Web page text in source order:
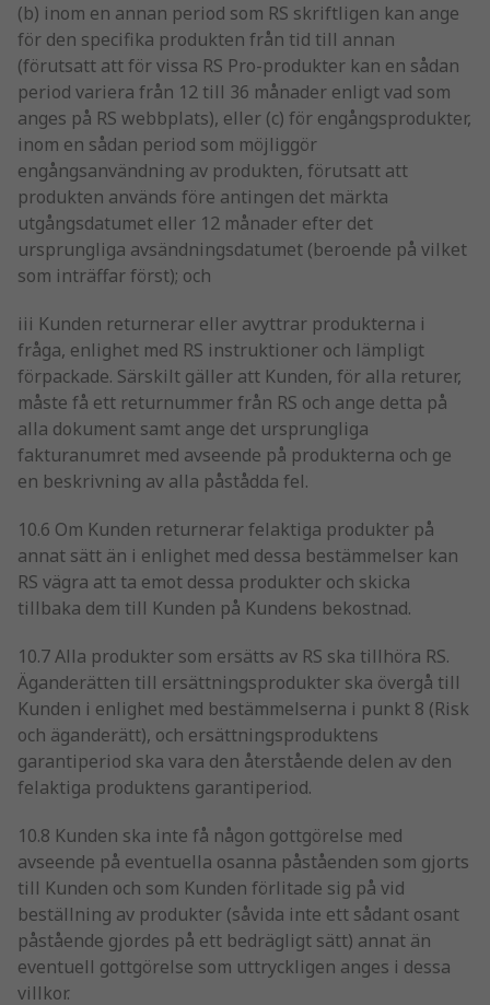
(b) inom en annan period som RS skriftligen kan ange
för den specifika produkten från tid till annan
(förutsatt att för vissa RS Pro-produkter kan en sådan
period variera från 12 till 36 månader enligt vad som
anges på RS webbplats), eller (c) för engångsprodukter,
inom en sådan period som möjliggör
engångsanvändning av produkten, förutsatt att
produkten används före antingen det märkta
utgångsdatumet eller 12 månader efter det
ursprungliga avsändningsdatumet (beroende på vilket
som inträffar först); och
iii Kunden returnerar eller avyttrar produkterna i
fråga, enlighet med RS instruktioner och lämpligt
förpackade. Särskilt gäller att Kunden, för alla returer,
måste få ett returnummer från RS och ange detta på
alla dokument samt ange det ursprungliga
fakturanumret med avseende på produkterna och ge
en beskrivning av alla påstådda fel.
10.6 Om Kunden returnerar felaktiga produkter på
annat sätt än i enlighet med dessa bestämmelser kan
RS vägra att ta emot dessa produkter och skicka
tillbaka dem till Kunden på Kundens bekostnad.
10.7 Alla produkter som ersätts av RS ska tillhöra RS.
Äganderätten till ersättningsprodukter ska övergå till
Kunden i enlighet med bestämmelserna i punkt 8 (Risk
och äganderätt), och ersättningsproduktens
garantiperiod ska vara den återstående delen av den
felaktiga produktens garantiperiod.
10.8 Kunden ska inte få någon gottgörelse med
avseende på eventuella osanna påståenden som gjorts
till Kunden och som Kunden förlitade sig på vid
beställning av produkter (såvida inte ett sådant osant
påstående gjordes på ett bedrägligt sätt) annat än
eventuell gottgörelse som uttryckligen anges i dessa
villkor.